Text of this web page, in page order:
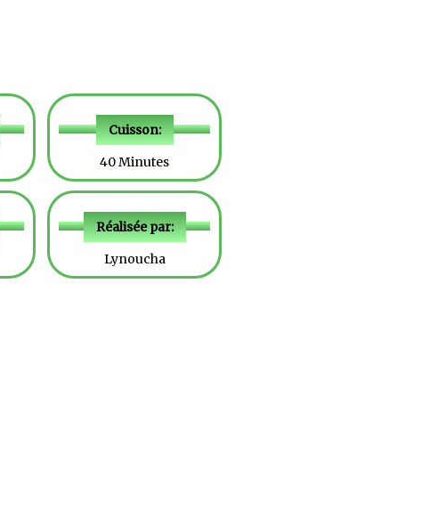
Cuisson:
40 Minutes
Réalisée par:
Lynoucha